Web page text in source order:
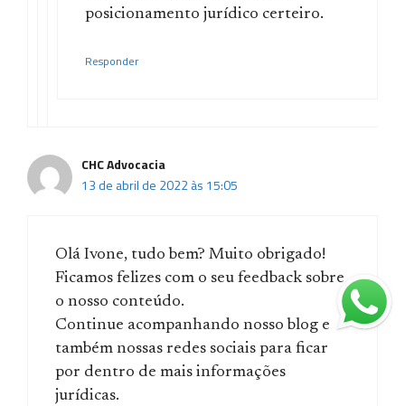
posicionamento jurídico certeiro.
Responder
CHC Advocacia
13 de abril de 2022 às 15:05
Olá Ivone, tudo bem? Muito obrigado!
Ficamos felizes com o seu feedback sobre
o nosso conteúdo.
Continue acompanhando nosso blog e
também nossas redes sociais para ficar
por dentro de mais informações
jurídicas.